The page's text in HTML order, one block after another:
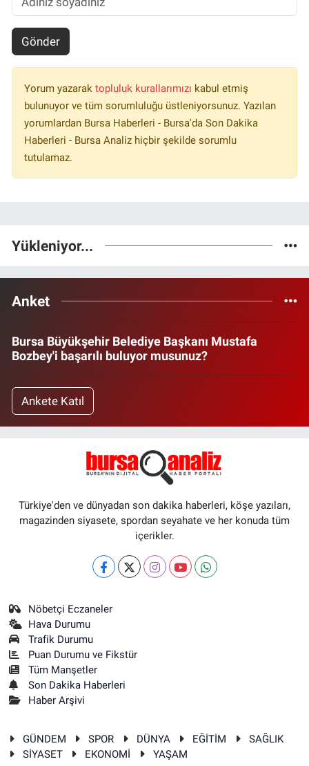
Gönder
Yorum yazarak topluluk kurallarımızı kabul etmiş
bulunuyor ve tüm sorumluluğu üstleniyorsunuz. Yazılan
yorumlardan Bursa Haberleri - Bursa'da Son Dakika
Haberleri - Bursa Analiz hiçbir şekilde sorumlu
tutulamaz.
Yükleniyor...
Anket
Bursa Büyükşehir Belediye Başkanı Mustafa
Bozbey'i başarılı buluyor musunuz?
Ankete Katıl
Türkiye'den ve dünyadan son dakika haberleri, köşe yazıları,
magazinden siyasete, spordan seyahate ve her konuda tüm
içerikler.
Nöbetçi Eczaneler
Hava Durumu
Trafik Durumu
Puan Durumu ve Fikstür
Tüm Manşetler
Son Dakika Haberleri
Haber Arşivi
GÜNDEM SPOR DÜNYA EĞİTİM
SAĞLIK
SİYASET
EKONOMİ YAŞAM